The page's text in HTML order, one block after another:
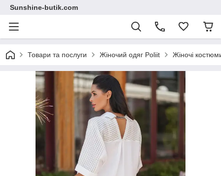
Sunshine-butik.com
Товари та послуги Жіночий одяг Poliit Жіночі